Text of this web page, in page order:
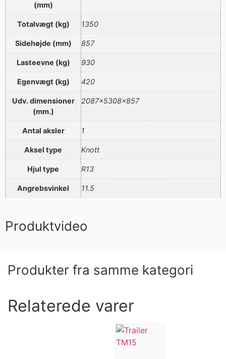
(mm)
Totalvægt (kg) 1350
Sidehøjde (mm) 857
Lasteevne (kg) 930
Egenvægt (kg) 420
Udv. dimensioner
(mm.)
2087x5308x857
Antal aksler 1
Aksel type Knott
Hjul type R13
Angrebsvinkel 11.5
Produktvideo
Produkter fra samme kategori
Relaterede varer